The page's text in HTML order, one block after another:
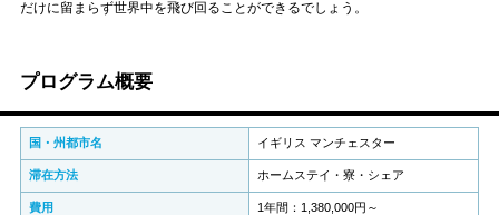
だけに留まらず世界中を飛び回ることができるでしょう。
プログラム概要
国・州都市名 イギリス マンチェスター
滞在方法 ホームステイ・寮・シェア
費用 1年間：1,380,000円～